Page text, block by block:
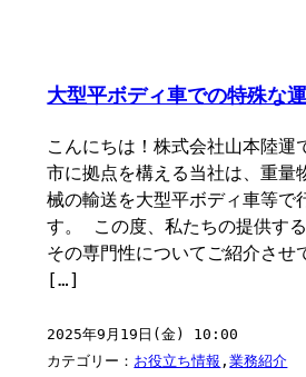
大型平ボディ車での特殊な
こんにちは！株式会社山本陸
市に拠点を構える当社は、重量
械の輸送を大型平ボディ車等で
す。 この度、私たちの提供する
その専門性についてご紹介させ
[…]
2025年9月19日(金) 10:00
カテゴリー： お役立ち情報 ,業務紹介